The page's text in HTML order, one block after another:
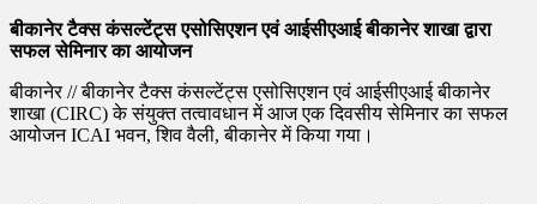
बीकानेर टैक्स कंसल्टेंट्स एसोसिएशन एवं आईसीएआई बीकानेर शाखा द्वारा
सफल सेमिनार का आयोजन
बीकानेर // बीकानेर टैक्स कंसल्टेंट्स एसोसिएशन एवं आईसीएआई बीकानेर
शाखा (CIRC) के संयुक्त तत्वावधान में आज एक दिवसीय सेमिनार का सफल
आयोजन ICAI भवन, शिव वैली, बीकानेर में किया गया।